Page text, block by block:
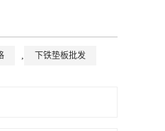
, 下铁垫板批发